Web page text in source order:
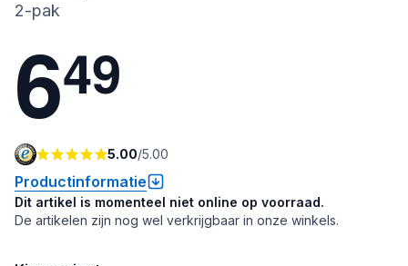
2-pak
649
5.00/5.00
Productinformatie
Dit artikel is momenteel niet online op voorraad.
De artikelen zijn nog wel verkrijgbaar in onze winkels.